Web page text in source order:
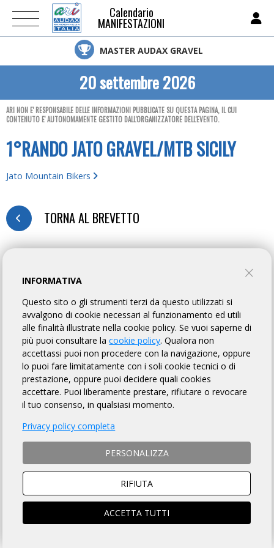
Calendario
MANIFESTAZIONI
MASTER AUDAX GRAVEL
20 settembre 2026
ARI NON E' RESPONSABILE DELLE INFORMAZIONI PUBBLICATE SU QUESTA PAGINA, IL CUI
CONTENUTO E' AUTONOMAMENTE GESTITO DALL'ORGANIZZATORE DELL'EVENTO.
1°RANDO JATO GRAVEL/MTB SICILY
Jato Mountain Bikers
TORNA AL BREVETTO
HOW TO REGISTER
HOW TO PAY THE FEE
NON-REGISTERED CYCLISTS ARE ALLOWED TO ENTER
with request for daily insurance contribution of € 20.00
be uploaded and validated on DataHealth
(see here)
ACCEDI e si aprirà la scheda
iscrizione compilata
Prosegui per iscriverti al
INFORMATIVA
Questo sito o gli strumenti terzi da questo utilizzati si
avvalgono di cookie necessari al funzionamento ed utili
alle finalità illustrate nella cookie policy. Se vuoi saperne di
più puoi consultare lacookie policy. Qualora non
accettassi puoi non procedere con la navigazione, oppure
lo puoi fare limitatamente con i soli cookie tecnici o di
prestazione, oppure puoi decidere quali cookies
accettare. Puoi liberamente prestare, rifiutare o revocare
il tuo consenso, in qualsiasi momento.
Privacy policy completa
PERSONALIZZA
RIFIUTA
ACCETTA TUTTI